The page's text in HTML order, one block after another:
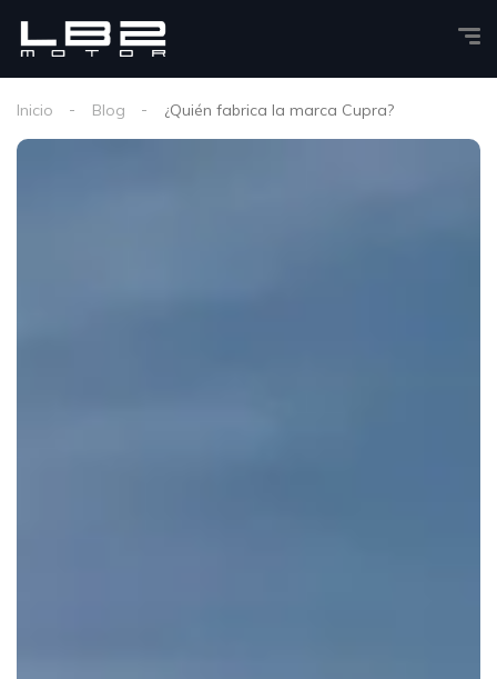
Inicio Blog ¿Quién fabrica la marca Cupra?